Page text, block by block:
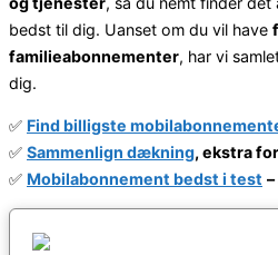
bedst til dig. Uanset om du vil have
familieabonnementer, har vi
dig.
✅ Find billigste
✅ Sammenlign dækning, ekstra
✅ Mobilabonnement bedst i test